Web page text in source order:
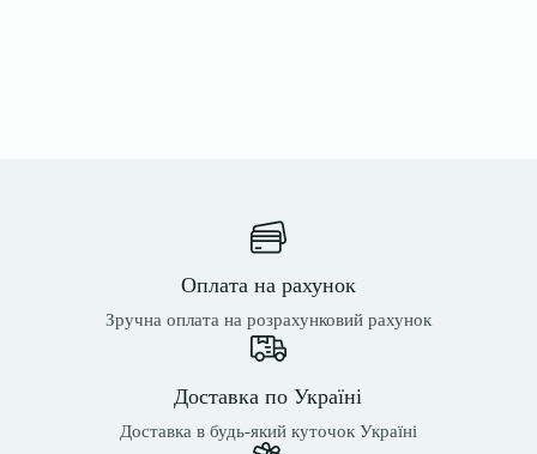
Оплата на рахунок
Зручна оплата на розрахунковий рахунок
Доставка по Україні
Доставка в будь-який куточок Україні